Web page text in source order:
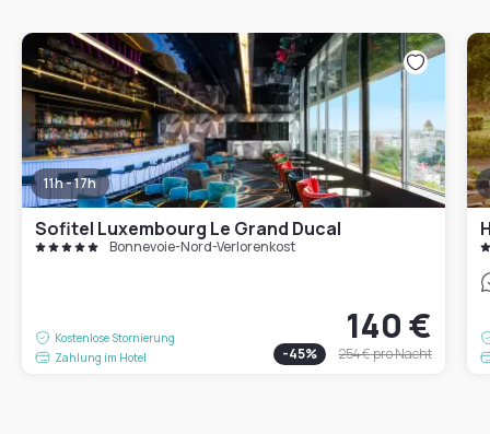
11h - 17h
Sofitel Luxembourg Le Grand Ducal
Bonnevoie-Nord-Verlorenkost
Kostenlose Stornierung
Zahlung im Hotel
140 €
-45% 254 €pro Nacht